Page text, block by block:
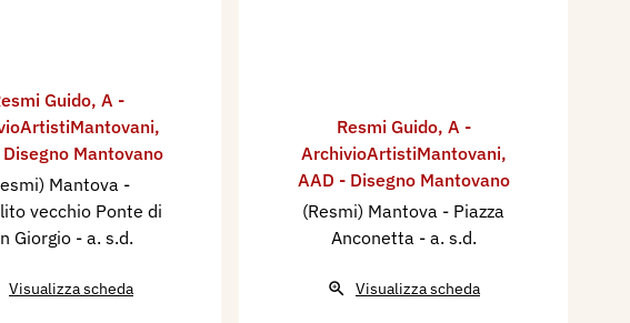
Guido, A -
,
Mantovano
Mantova -
vecchio Ponte di
Giorgio - a. s.d.
Visualizza scheda
Resmi Guido, A -
ArchivioArtistiMantovani,
AAD - Disegno Mantovano
(Resmi) Mantova - Piazza
Anconetta - a. s.d.
Visualizza scheda